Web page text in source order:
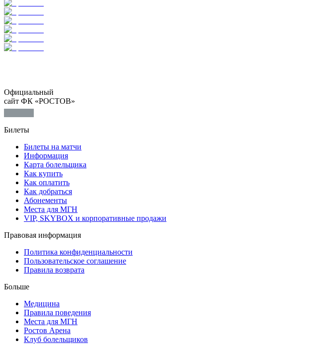
Официальный
сайт ФК «РОСТОВ»
Билеты
Билеты на матчи
Информация
Карта болельщика
Как купить
Как оплатить
Как добраться
Абонементы
Места для МГН
VIP, SKYBOX и корпоративные продажи
Правовая информация
Политика конфиденциальности
Пользовательское соглашение
Правила возврата
Больше
Медицина
Правила поведения
Места для МГН
Ростов Арена
Клуб болельщиков